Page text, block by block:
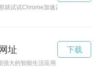
就试试Chrome加速器吧！本文将
址
大的智能生活应用，用户可以通
下载